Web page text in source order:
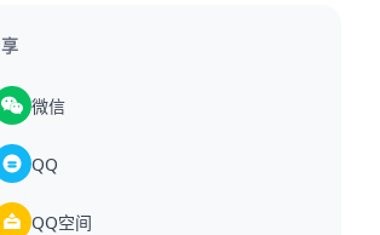
微信
QQ
QQ空间